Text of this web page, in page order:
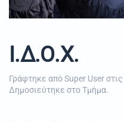
Ι.Δ.Ο.Χ.
Γράφτηκε από Super User στις
Δημοσιεύτηκε στοΤμήμα.